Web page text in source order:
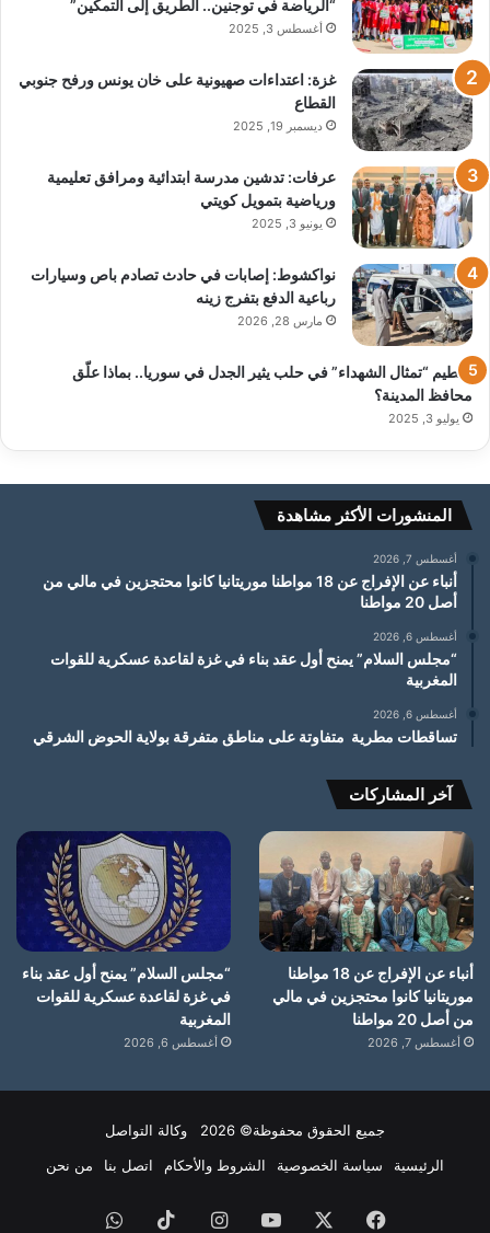
“الرياضة في توجنين.. الطريق إلى التمكين”
أغسطس 3, 2025
غزة: اعتداءات صهيونية على خان يونس ورفح جنوبي
القطاع
ديسمبر 19, 2025
عرفات: تدشين مدرسة ابتدائية ومرافق تعليمية
ورياضية بتمويل كويتي
يونيو 3, 2025
نواكشوط: إصابات في حادث تصادم باص وسيارات
رباعية الدفع بتفرج زينه
مارس 28, 2026
تحطيم “تمثال الشهداء” في حلب يثير الجدل في سوريا.. بماذا علّق
محافظ المدينة؟
يوليو 3, 2025
المنشورات الأكثر مشاهدة
أغسطس 7, 2026
أنباء عن الإفراج عن 18 مواطنا موريتانيا كانوا محتجزين في مالي من
أصل 20 مواطنا
أغسطس 6, 2026
“مجلس السلام” يمنح أول عقد بناء في غزة لقاعدة عسكرية للقوات
المغربية
أغسطس 6, 2026
تساقطات مطرية متفاوتة على مناطق متفرقة بولاية الحوض الشرقي
آخر المشاركات
أنباء عن الإفراج عن 18 مواطنا
موريتانيا كانوا محتجزين في مالي
من أصل 20 مواطنا
أغسطس 7, 2026
“مجلس السلام” يمنح أول عقد بناء
في غزة لقاعدة عسكرية للقوات
المغربية
أغسطس 6, 2026
جميع الحقوق محفوظة© 2026 وكالة التواصل
الرئيسية
سياسة الخصوصية الشروط والأحكام اتصل بنا من نحن
فيسبوك يوتيوبانستقرام ‫TikTokواتساب